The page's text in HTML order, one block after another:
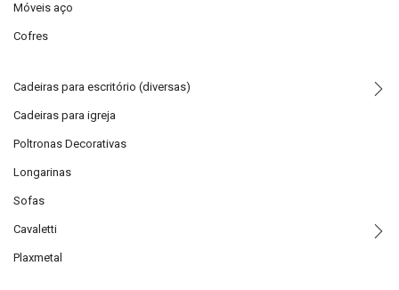
Móveis aço
Cofres
Cadeiras para escritório (diversas)
Cadeiras para igreja
Poltronas Decorativas
Longarinas
Sofas
Cavaletti
Plaxmetal